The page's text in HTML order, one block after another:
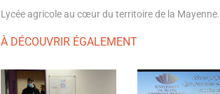
Lycée agricole au cœur du territoire de la Mayenne.
À DÉCOUVRIR ÉGALEMENT